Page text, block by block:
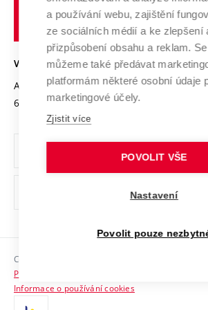
Transfer znalostí
Open Science
Projekty
Projekty ze strukturálních fondů
Specifický výzkum
Služby univerzity
Mezinárodní dohody
Univerzitní sítě
Podnikavá univerzita / ContriBUTe
Bezpečná univerzita
Vyznamenání
Organizační struktura
Ochrana osobních údajů
odkaz)
Sociální bezpečí
HR Award
VYSOKÉ UČENÍ TECHNICKÉ V BRNĚ
Antonínská 548/1
602 00 Brno
www.vut.cz
vut@vutbr.cz
Copyright © 2026 VUT
Prohlášení o přístupnosti
Informace o používání cookies
a používání webu, zajištění
ze sociálních médií a ke zlepšení
přizpůsobení obsahu a reklam.
můžeme také předávat
platformám některé osobní údaje
marketingové účely.
Zjistit více
POVOLIT VŠE
Nastavení
Povolit pouze